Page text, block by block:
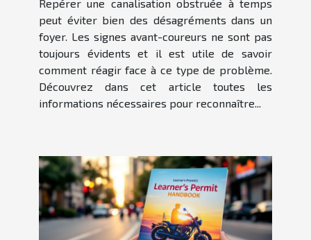
Repérer une canalisation obstruée à temps
peut éviter bien des désagréments dans un
foyer. Les signes avant-coureurs ne sont pas
toujours évidents et il est utile de savoir
comment réagir face à ce type de problème.
Découvrez dans cet article toutes les
informations nécessaires pour reconnaître...